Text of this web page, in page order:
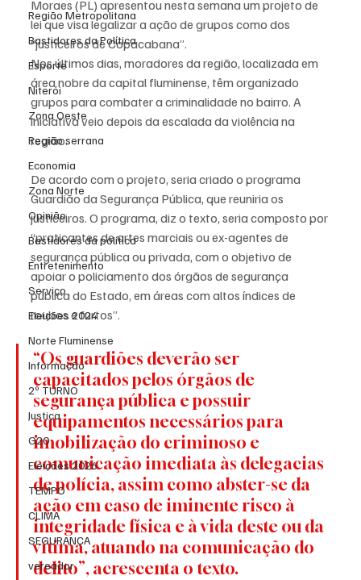
Região Metropolitana
Bastidores da Política
Esporte
Niterói
Zona Oeste
Região serrana
Economia
Zona Norte
Opinião
Bastidores da política
Entretenimento
Serviço
Eleições 2024
Norte Fluminense
Informação
2º TURNO
Justiça
G20
Eleições 2026
TEMPO
CLIMA
SEGURANÇA
vereador
Moraes (PL) apresentou nesta semana um projeto de
lei que visa legalizar a ação de grupos como dos
“justiceiros de Copacabana”.
Nos últimos dias, moradores da região, localizada em
área nobre da capital fluminense, têm organizado
grupos para combater a criminalidade no bairro. A
iniciativa veio depois da escalada da violência na
região.
De acordo com o projeto, seria criado o programa
Guardião da Segurança Pública, que reuniria os
justiceiros. O programa, diz o texto, seria composto por
“praticantes de artes marciais ou ex-agentes de
segurança pública ou privada, com o objetivo de
apoiar o policiamento dos órgãos de segurança
pública do Estado, em áreas com altos índices de
roubos e furtos”.
“Os guardiões deverão ser
capacitados pelos órgãos de
segurança pública e possuir
equipamentos necessários para
imobilização do criminoso e
comunicação imediata às delegacias
de polícia, assim como abster-se da
ação em caso de iminente risco à
integridade física e à vida deste ou da
vítima, atuando na comunicação do
delito”, acrescenta o texto.